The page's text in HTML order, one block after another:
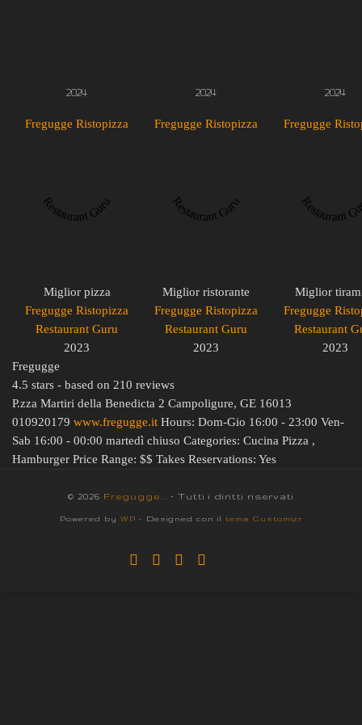
2024
Fregugge Ristopizza
Restaurant Guru
Miglior pizza
Fregugge Ristopizza
Restaurant Guru
2023
2024
Fregugge Ristopizza
Restaurant Guru
Miglior ristorante
Fregugge Ristopizza
Restaurant Guru
2023
2024
Fregugge
Restaurant
Miglior
Fregugge
Restaurant
2023
Fregugge
4.5 stars - based on 210 reviews
P.zza Martiri della Benedicta 2 Campoligure, GE 16013
010920179 www.fregugge.it Hours: Dom-Gio 16:00 - 23:00 Ven-
Sab 16:00 - 00:00 martedì chiuso Categories: Cucina Pizza ,
Hamburger Price Range: $$ Takes Reservations: Yes
© 2026 Fregugge... – Tutti i diritti riservati
Powered by WP – Designed con il tema Customizr